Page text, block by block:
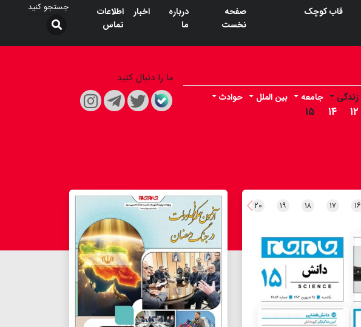
قاب کوچک
صفحه
نخست
درباره
ما
اخبار
اطلاعات
تماس
زندگی
۱۲ ۱۴ ۱۵
جامعه بین الملل
حوادث
ما را دنبال کنید
۱۶ ۱۷ ۱۸ ۱۹ ۲۰